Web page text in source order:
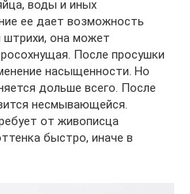
воды и иных
ее дает возможность
она может
После просушки
насыщенности. Но
дольше всего. После
несмывающейся.
от живописца
быстро, иначе в